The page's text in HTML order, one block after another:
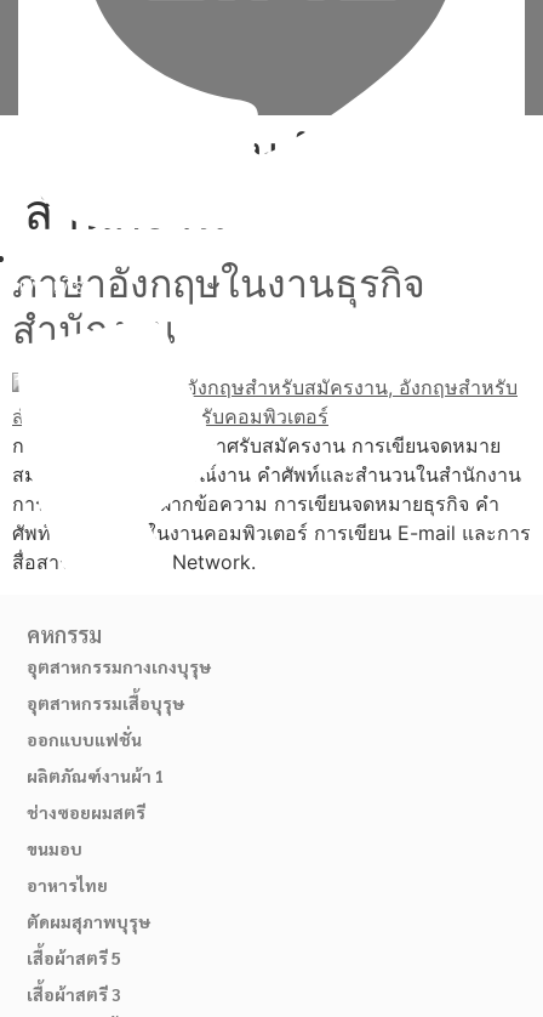
เพิ่มเพื่อน
02-514-1840
อังกฤษสำหรับ
สำนักงาน
ภาษาอังกฤษในงานธุรกิจ
สำนักงาน
การทำความเข้าใจประกาศรับสมัครงาน การเขียนจดหมาย
สมัครงาน การสัมภาษณ์งาน คำศัพท์และสำนวนในสำนักงาน
การนัดหมาย การฝากข้อความ การเขียนจดหมายธุรกิจ คำ
ศัพท์และสำนวนในงานคอมพิวเตอร์ การเขียน E-mail และการ
สื่อสารทาง Social Network.
คหกรรม
อุตสาหกรรมกางเกงบุรุษ
อุตสาหกรรมเสื้อบุรุษ
ออกแบบแฟชั่น
ผลิตภัณฑ์งานผ้า 1
ช่างซอยผมสตรี
ขนมอบ
อาหารไทย
ตัดผมสุภาพบุรุษ
เสื้อผ้าสตรี 5
เสื้อผ้าสตรี 3